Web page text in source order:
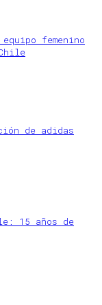
femenino
de adidas
15 años de